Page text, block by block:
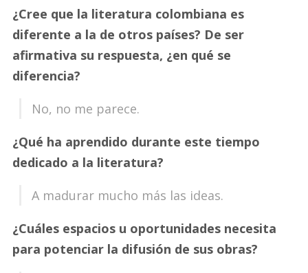
¿Cree que la literatura colombiana es
diferente a la de otros países? De ser
afirmativa su respuesta, ¿en qué se
diferencia?
No, no me parece.
¿Qué ha aprendido durante este tiempo
dedicado a la literatura?
A madurar mucho más las ideas.
¿Cuáles espacios u oportunidades necesita
para potenciar la difusión de sus obras?